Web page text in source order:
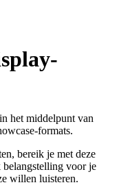
het middelpunt van
formats.
bereik je met deze
belangstelling voor je
willen luisteren.